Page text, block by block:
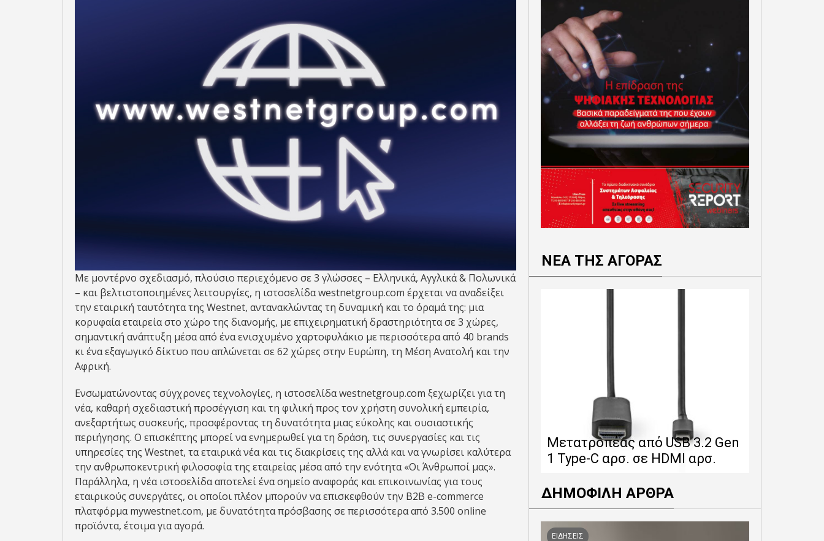
Με μοντέρνο σχεδιασμό, πλούσιο περιεχόμενο σε 3 γλώσσες – Ελληνικά, Αγγλικά & Πολωνικά
– και βελτιστοποιημένες λειτουργίες, η ιστοσελίδα westnetgroup.com έρχεται να αναδείξει
την εταιρική ταυτότητα της Westnet, αντανακλώντας τη δυναμική και το όραμά της: μια
κορυφαία εταιρεία στο χώρο της διανομής, με επιχειρηματική δραστηριότητα σε 3 χώρες,
σημαντική ανάπτυξη μέσα από ένα ενισχυμένο χαρτοφυλάκιο με περισσότερα από 40 brands
κι ένα εξαγωγικό δίκτυο που απλώνεται σε 62 χώρες στην Ευρώπη, τη Μέση Ανατολή και την
Αφρική.
Ενσωματώνοντας σύγχρονες τεχνολογίες, η ιστοσελίδα westnetgroup.com ξεχωρίζει για τη
νέα, καθαρή σχεδιαστική προσέγγιση και τη φιλική προς τον χρήστη συνολική εμπειρία,
ανεξαρτήτως συσκευής, προσφέροντας τη δυνατότητα μιας εύκολης και ουσιαστικής
περιήγησης. Ο επισκέπτης μπορεί να ενημερωθεί για τη δράση, τις συνεργασίες και τις
υπηρεσίες της Westnet, τα εταιρικά νέα και τις διακρίσεις της αλλά και να γνωρίσει καλύτερα
την ανθρωποκεντρική φιλοσοφία της εταιρείας μέσα από την ενότητα «Οι Άνθρωποί μας».
Παράλληλα, η νέα ιστοσελίδα αποτελεί ένα σημείο αναφοράς και επικοινωνίας για τους
εταιρικούς συνεργάτες, οι οποίοι πλέον μπορούν να επισκεφθούν την B2B e-commerce
πλατφόρμα mywestnet.com, με δυνατότητα πρόσβασης σε περισσότερα από 3.500 online
προϊόντα, έτοιμα για αγορά.
ΝΕΑ ΤΗΣ ΑΓΟΡΑΣ
Μετατροπέας από USB 3.2 Gen
1 Type-C αρσ. σε HDMI αρσ.
ΔΗΜΟΦΙΛΗ ΑΡΘΡΑ
ΕΙΔΗΣΕΙΣ